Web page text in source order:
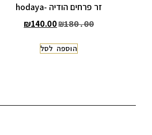
זר פרחים הודיה -hodaya
₪180.00
₪140.00
הוספה לסל